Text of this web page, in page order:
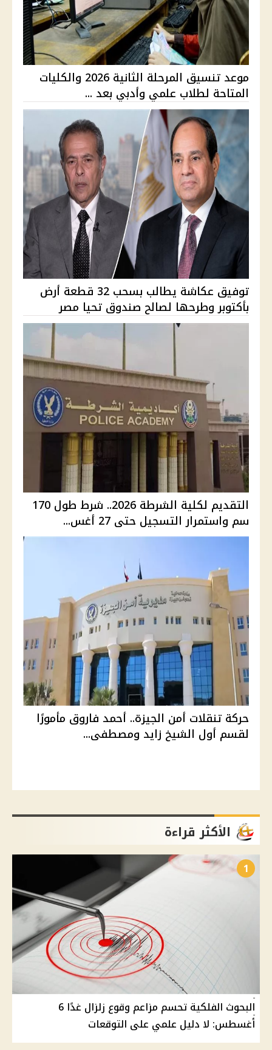
موعد تنسيق المرحلة الثانية 2026 والكليات
المتاحة لطلاب علمي وأدبي بعد ...
توفيق عكاشة يطالب بسحب 32 قطعة أرض
بأكتوبر وطرحها لصالح صندوق تحيا مصر
التقديم لكلية الشرطة 2026.. شرط طول 170
سم واستمرار التسجيل حتى 27 أغس...
حركة تنقلات أمن الجيزة.. أحمد فاروق مأمورًا
لقسم أول الشيخ زايد ومصطفى...
الأكثر قراءة
1
البحوث الفلكية تحسم مزاعم وقوع زلزال غدًا 6
أغسطس: لا دليل علمي على التوقعات